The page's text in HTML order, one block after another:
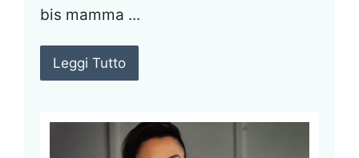
bis mamma ...
Leggi Tutto